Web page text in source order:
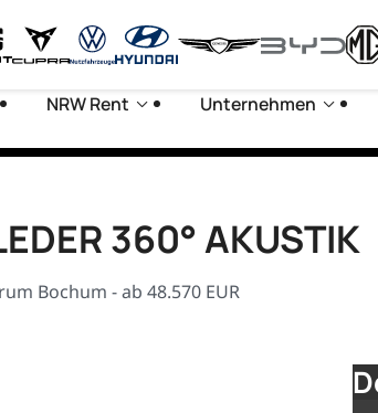
NRW Rent Unternehmen
360° AKUSTIK
Bochum - ab 48.570 EUR